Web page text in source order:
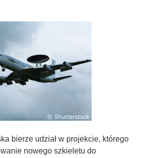
bierze udział w projekcie, którego
nowego szkieletu do